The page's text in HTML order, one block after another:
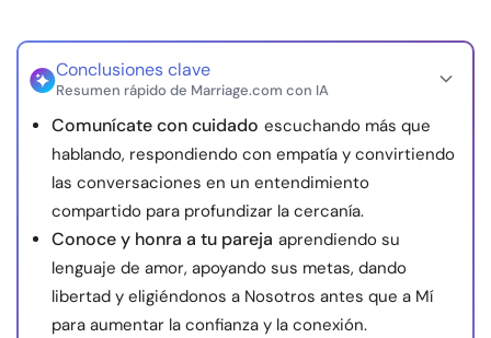
Sobre nosotros Contáctanos
nosotros
© Copyright 2026. Todos los derechos reservados.
Conclusiones clave
Resumen rápido de Marriage.com con IA
Comunícate con cuidado escuchando más que
hablando, respondiendo con empatía y convirtiendo
las conversaciones en un entendimiento
compartido para profundizar la cercanía.
Conoce y honra a tu pareja aprendiendo su
lenguaje de amor, apoyando sus metas, dando
libertad y eligiéndonos a Nosotros antes que a Mí
para aumentar la confianza y la conexión.